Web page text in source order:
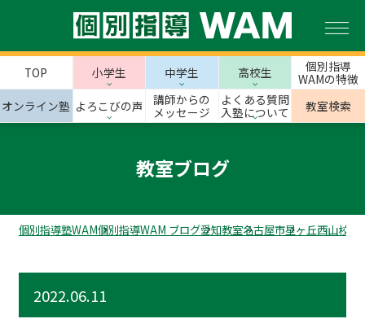
TOP 小学生 中学生 高校生
個別指導
WAMの特徴
オンライン塾 よろこびの声
講師からの
メッセージ
よくある質問
入塾について
教室検索
教室ブログ
個別指導塾WAM個別指導WAM ブログ愛知教室名古屋市星ヶ丘西山校の
2022.06.11